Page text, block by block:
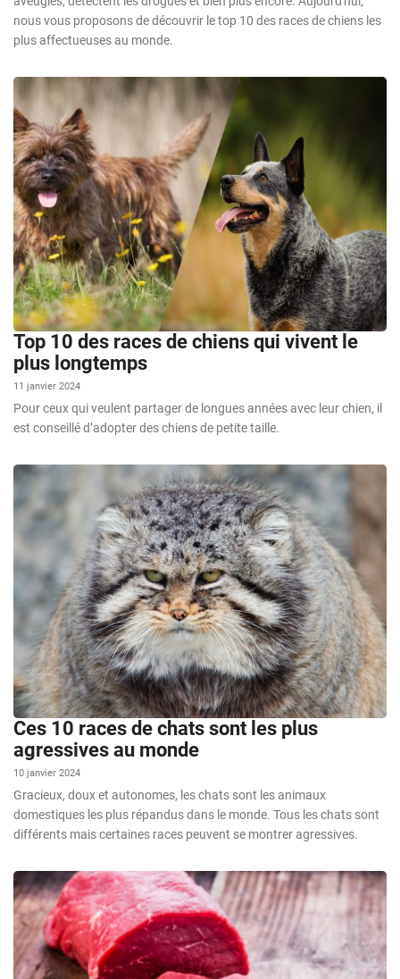
nous vous proposons de découvrir le top 10 des races de chiens les
plus affectueuses au monde.
Top 10 des races de chiens qui vivent le
plus longtemps
11 janvier 2024
Pour ceux qui veulent partager de longues années avec leur chien, il
est conseillé d’adopter des chiens de petite taille.
Ces 10 races de chats sont les plus
agressives au monde
10 janvier 2024
Gracieux, doux et autonomes, les chats sont les animaux
domestiques les plus répandus dans le monde. Tous les chats sont
différents mais certaines races peuvent se montrer agressives.